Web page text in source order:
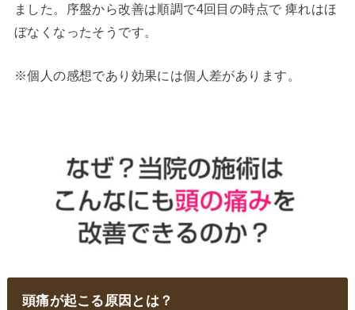
ました。序盤から改善は順調で4回目の時点で 痺れはほ
ぼなくなったそうです。
※個人の感想であり効果には個人差があります。
頭痛が起こる原因とは？